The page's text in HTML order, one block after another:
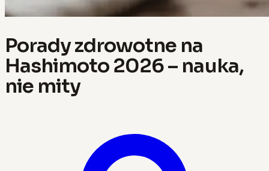
Porady zdrowotne na
Hashimoto 2026 – nauka,
nie mity